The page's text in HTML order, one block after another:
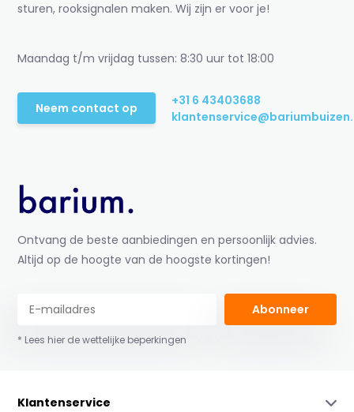
sturen, rooksignalen maken. Wij zijn er voor je!
Maandag t/m vrijdag tussen: 8:30 uur tot 18:00
Neem contact op
+31 6 43403688
Ontvang de beste aanbiedingen en persoonlijk advies.
Altijd op de hoogte van de hoogste kortingen!
Abonneer
* Lees hier de wettelijke beperkingen
Klantenservice